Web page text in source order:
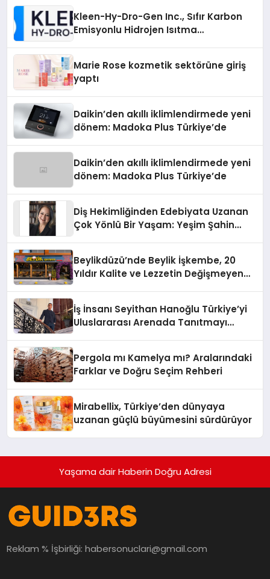
Kleen-Hy-Dro-Gen Inc., Sıfır Karbon
Emisyonlu Hidrojen Isıtma
Marie Rose kozmetik sektörüne giriş
yaptı
Daikin’den akıllı iklimlendirmede yeni
dönem: Madoka Plus Türkiye’de
Daikin’den akıllı iklimlendirmede yeni
dönem: Madoka Plus Türkiye’de
Diş Hekimliğinden Edebiyata Uzanan
Çok Yönlü Bir Yaşam: Yeşim Şahin
Beylikdüzü’nde Beylik İşkembe, 20
Yıldır Kalite ve Lezzetin Değişmeyen
İş İnsanı Seyithan Hanoğlu Türkiye’yi
Uluslararası Arenada Tanıtmayı
Pergola mı Kamelya mı? Aralarındaki
Farklar ve Doğru Seçim Rehberi
Mirabellix, Türkiye’den dünyaya
uzanan güçlü büyümesini sürdürüyor
Yaşama dair Haberin Doğru Adresi
Reklam % İşbirliği:habersonuclari@gmail.com